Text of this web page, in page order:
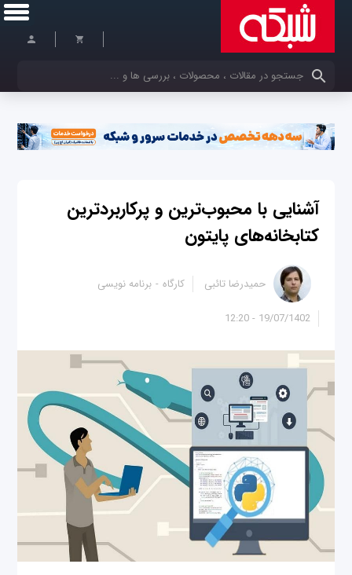
کلمات کلیدی خود را وارد کنید
آشنایی با محبوب‌ترین و پرکاربردترین
کتابخانه‌های پایتون
19/07/1402 - 12:20
حمیدرضا تائبی کارگاه برنامه نویسی